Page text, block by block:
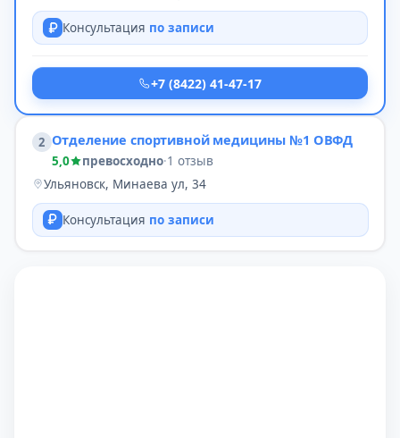
Консультация по записи
+7 (8422) 41-47-17
2 Отделение спортивной медицины №1 ОВФД
5,0 превосходно·1 отзыв
Ульяновск, Минаева ул, 34
Консультация по записи